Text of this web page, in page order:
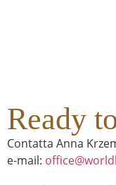
Ready
Contatta Anna
e-mail: